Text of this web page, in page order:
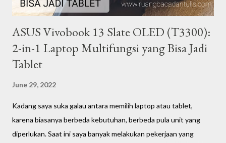
ASUS Vivobook 13 Slate OLED (T3300):
2-in-1 Laptop Multifungsi yang Bisa Jadi
Tablet
June 29, 2022
Kadang saya suka galau antara memilih laptop atau tablet,
karena biasanya berbeda kebutuhan, berbeda pula unit yang
diperlukan. Saat ini saya banyak melakukan pekerjaan yang